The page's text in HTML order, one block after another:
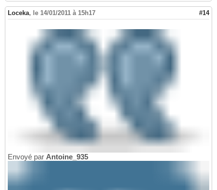
Loceka, le 14/01/2011 à 15h17 #14
Envoyé par Antoine_935